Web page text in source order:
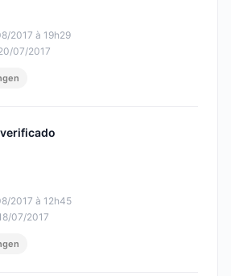
2017 à 19h29
07/2017
van 5
2017 à 12h45
07/2017